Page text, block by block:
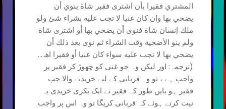
اﻟﻤﺸﺘﺮﻱ ﻓﻘﻴﺮا ﺑﺄﻥ اﺷﺘﺮﻯ ﻓﻘﻴﺮ ﺷﺎﺓ ﻳﻨﻮﻱ ﺃﻥ
ﻳﻀﺤﻲ ﺑﻬﺎ ﻭﺇﻥ ﻛﺎﻥ ﻏﻨﻴﺎ ﻻ ﺗﺠﺐ ﻋﻠﻴﻪ ﺑﺸﺮاء شئ ﻭﻟﻮ
ﻣﻠﻚ ﺇﻧﺴﺎﻥ ﺷﺎﺓ ﻓﻨﻮﻯ ﺃﻥ ﻳﻀﺤﻲ ﺑﻬﺎ ﺃﻭ اﺷﺘﺮﻯ ﺷﺎﺓ
ﻭﻟﻢ ﻳﻨﻮ اﻷﺿﺤﻴﺔ ﻭﻗﺖ اﻟﺸﺮاء ﺛﻢ ﻧﻮﻯ ﺑﻌﺪ ﺫﻟﻚ ﺃﻥ
ﻳﻀﺤﻲ ﺑﻬﺎ ﻻ ﺗﺠﺐ ﻋﻠﻴﻪ ﺳﻮاء ﻛﺎﻥ ﻏﻨﻴﺎ ﺃﻭ ﻓﻘﻴﺮا اھ....
(ترجمہ: اور لیکن وہ جو غنی کو چھوڑ کر فقیر پر
واجب ہے ، تو وہ قربانی کے لیے خریدنے والا جب
فقیر ہو بایں طور کہ فقیر نے ایک بکری خریدی یہ
نیت کرتے ہوئے کہ قربانی کریگا تو وہ اس پر واجب